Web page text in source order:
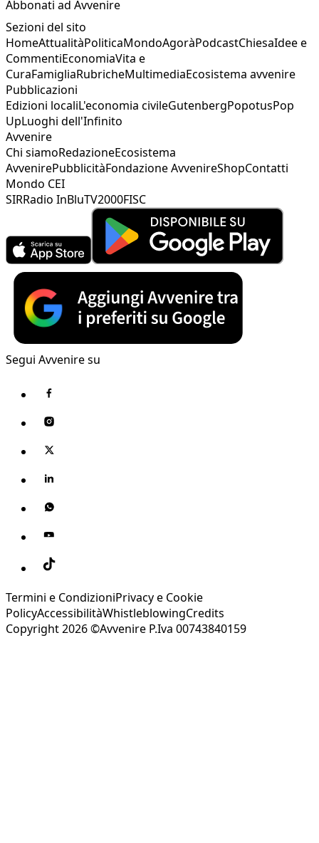
Abbonati ad Avvenire
Sezioni del sito
HomeAttualitàPoliticaMondoAgoràPodcastChiesaIdee e
CommentiEconomiaVita e
CuraFamigliaRubricheMultimediaEcosistema avvenire
Pubblicazioni
Edizioni localiL'economia civileGutenbergPopotusPop
UpLuoghi dell'Infinito
Avvenire
Chi siamoRedazioneEcosistema
AvvenirePubblicitàFondazione AvvenireShopContatti
Mondo CEI
SIRRadio InBluTV2000FISC
Segui Avvenire su
Termini e CondizioniPrivacy e Cookie
PolicyAccessibilitàWhistleblowingCredits
Copyright 2026 ©Avvenire P.Iva 00743840159